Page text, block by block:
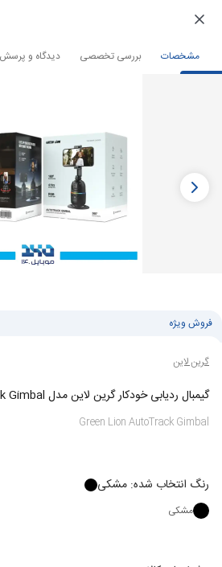
مشخصات بررسی تخصصی دیدگاه و پرسش فروشگاه اینترنتی صوتی و تصویری تجهیزات
فروش ویژه
گرین لاین
گیمبال ردیابی خودکار گرین لاین مدل Green AutoTrack Gimbal
Green Lion AutoTrack Gimbal
رنگ انتخاب شده: مشکی
مشکی